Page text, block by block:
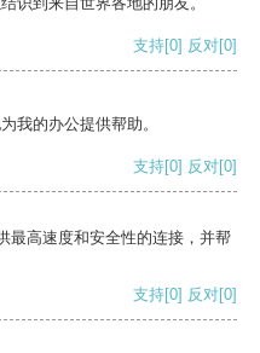
支持[0] 反对[0]
我的办公提供帮助。
支持[0] 反对[0]
最高速度和安全性的连接，并帮
支持[0] 反对[0]